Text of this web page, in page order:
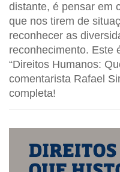
distante, é pensar em
que nos tirem de
reconhecer as
reconhecimento. Este
“Direitos Humanos:
comentarista Rafael
completa!